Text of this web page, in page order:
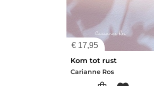
€ 17,95
Kom tot rust
Carianne Ros